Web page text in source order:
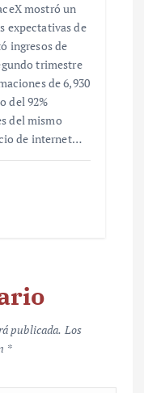
mostró un
expectativas de
ingresos de
trimestre
de 6,930
del 92%
del mismo
de internet…
publicada. Los
*